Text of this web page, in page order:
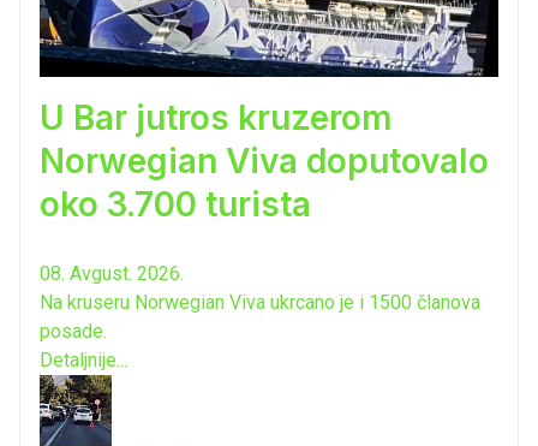
U Bar jutros kruzerom
Norwegian Viva doputovalo
oko 3.700 turista
08. Avgust. 2026.
Na kruseru Norwegian Viva ukrcano je i 1500 članova
posade.
Detaljnije...